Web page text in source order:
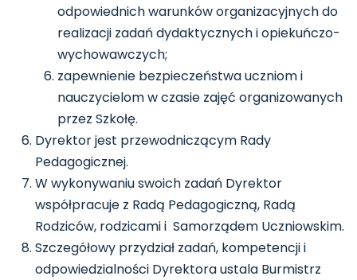
odpowiednich warunków organizacyjnych do
realizacji zadań dydaktycznych i opiekuńczo-
wychowawczych;
zapewnienie bezpieczeństwa uczniom i
nauczycielom w czasie zajęć organizowanych
przez Szkołę.
Dyrektor jest przewodniczącym Rady
Pedagogicznej.
W wykonywaniu swoich zadań Dyrektor
współpracuje z Radą Pedagogiczną, Radą
Rodziców, rodzicami i Samorządem Uczniowskim.
Szczegółowy przydział zadań, kompetencji i
odpowiedzialności Dyrektora ustala Burmistrz